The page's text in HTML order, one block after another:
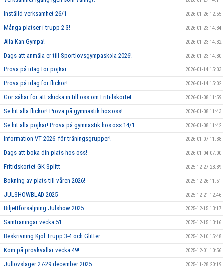
Inställd verksamhet 26/1 2026-01-26 12:55
Många platser i trupp 2-3! 2026-01-23 14:34
Alla Kan Gympa! 2026-01-23 14:32
Dags att anmäla er till Sportlovsgympaskola 2026! 2026-01-23 14:30
Prova på idag för pojkar 2026-01-14 15:03
Prova på idag för flickor! 2026-01-14 15:02
Gör såhär för att skicka in till oss om Fritidskortet. 2026-01-08 11:59
Se hit alla flickor! Prova på gymnastik hos oss! 2026-01-08 11:43
Se hit alla pojkar! Prova på gymnastik hos oss 14/1 2026-01-08 11:42
Information VT 2026- för träningsgrupper! 2026-01-07 11:38
Dags att boka din plats hos oss! 2026-01-04 07:00
Fritidskortet GK Splitt 2025-12-27 23:39
Bokning av plats till våren 2026! 2025-12-26 11:51
JULSHOWBLAD 2025 2025-12-21 12:46
Biljettförsäljning Julshow 2025 2025-12-15 13:17
Samträningar vecka 51 2025-12-15 13:16
Beskrivning Kjol Trupp 3-4 och Glitter 2025-12-10 15:48
Kom på provkvällar vecka 49! 2025-12-01 10:56
Jullovsläger 27-29 december 2025 2025-11-28 20:19